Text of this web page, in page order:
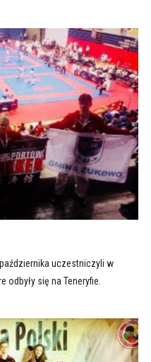
uczestniczyli w
odbyły się na Teneryfie.